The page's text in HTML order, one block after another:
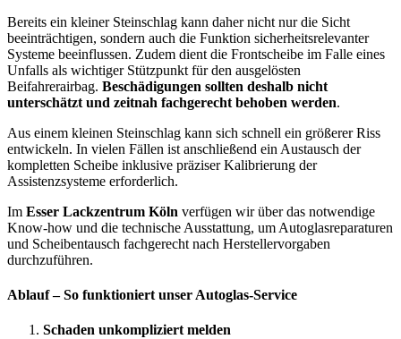
Bereits ein kleiner Steinschlag kann daher nicht nur die Sicht
beeinträchtigen, sondern auch die Funktion sicherheitsrelevanter
Systeme beeinflussen. Zudem dient die Frontscheibe im Falle eines
Unfalls als wichtiger Stützpunkt für den ausgelösten
Beifahrerairbag. Beschädigungen sollten deshalb nicht
unterschätzt und zeitnah fachgerecht behoben werden.
Aus einem kleinen Steinschlag kann sich schnell ein größerer Riss
entwickeln. In vielen Fällen ist anschließend ein Austausch der
kompletten Scheibe inklusive präziser Kalibrierung der
Assistenzsysteme erforderlich.
Im Esser Lackzentrum Köln verfügen wir über das notwendige
Know-how und die technische Ausstattung, um Autoglasreparaturen
und Scheibentausch fachgerecht nach Herstellervorgaben
durchzuführen.
Ablauf – So funktioniert unser Autoglas-Service
Schaden unkompliziert melden